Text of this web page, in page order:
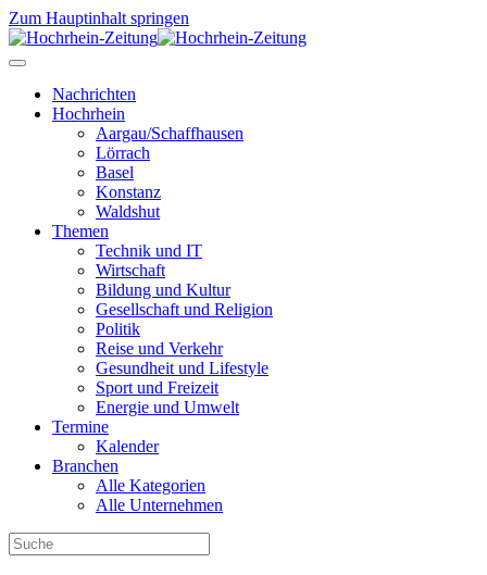
Zum Hauptinhalt springen
Nachrichten
Hochrhein
Aargau/Schaffhausen
Lörrach
Basel
Konstanz
Waldshut
Themen
Technik und IT
Wirtschaft
Bildung und Kultur
Gesellschaft und Religion
Politik
Reise und Verkehr
Gesundheit und Lifestyle
Sport und Freizeit
Energie und Umwelt
Termine
Kalender
Branchen
Alle Kategorien
Alle Unternehmen